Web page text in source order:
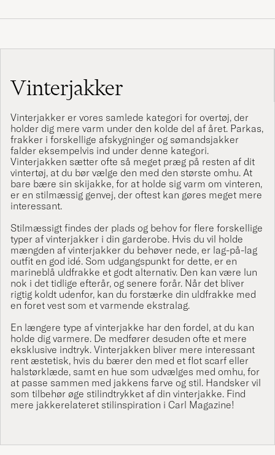
Vinterjakker
Vinterjakker er vores samlede kategori for overtøj, der
holder dig mere varm under den kolde del af året. Parkas,
frakker i forskellige afskygninger og sømandsjakker
falder eksempelvis ind under denne kategori.
Vinterjakken sætter ofte så meget præg på resten af dit
vintertøj, at du bør vælge den med den største omhu. At
bare bære sin skijakke, for at holde sig varm om vinteren,
er en stilmæssig genvej, der oftest kan gøres meget mere
interessant.
Stilmæssigt findes der plads og behov for flere forskellige
typer af vinterjakker i din garderobe. Hvis du vil holde
mængden af vinterjakker du behøver nede, er lag-på-lag
outfit en god idé. Som udgangspunkt for dette, er en
marineblå uldfrakke et godt alternativ. Den kan være lun
nok i det tidlige efterår, og senere forår. Når det bliver
rigtig koldt udenfor, kan du forstærke din uldfrakke med
en foret vest som et varmende ekstralag.
En længere type af vinterjakke har den fordel, at du kan
holde dig varmere. De medfører desuden ofte et mere
eksklusive indtryk. Vinterjakken bliver mere interessant
rent æstetisk, hvis du bærer den med et flot scarf eller
halstørklæde, samt en hue som udvælges med omhu, for
at passe sammen med jakkens farve og stil. Handsker vil
som tilbehør øge stilindtrykket af din vinterjakke. Find
mere jakkerelateret stilinspiration i Carl Magazine!